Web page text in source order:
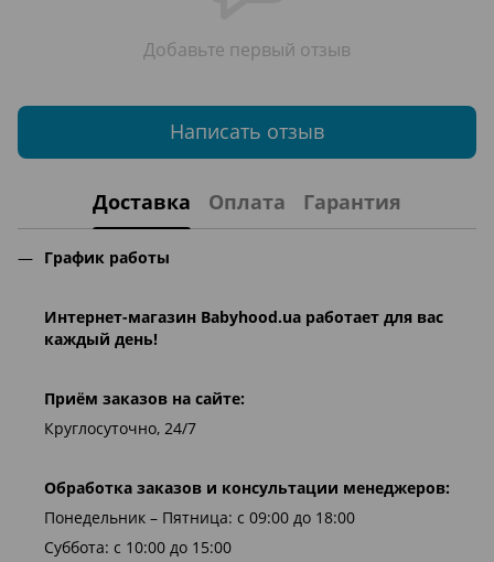
Добавьте первый отзыв
Написать отзыв
Доставка Оплата Гарантия
График работы
Интернет-магазин Babyhood.ua работает для вас
каждый день!
Приём заказов на сайте:
Круглосуточно, 24/7
Обработка заказов и консультации менеджеров:
Понедельник – Пятница: с 09:00 до 18:00
Суббота: с 10:00 до 15:00